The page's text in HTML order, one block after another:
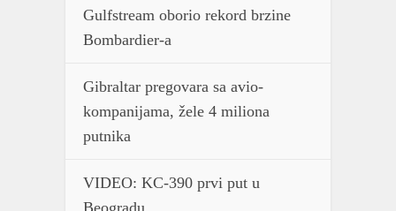
Gulfstream oborio rekord brzine
Bombardier-a
Gibraltar pregovara sa avio-
kompanijama, žele 4 miliona
putnika
VIDEO: KC-390 prvi put u
Beogradu